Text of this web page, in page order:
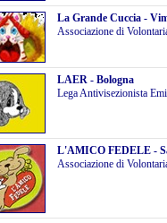
La Grande Cuccia -
Associazione di
LAER - Bologna
Lega Antivisezionista
L'AMICO FEDELE -
Associazione di